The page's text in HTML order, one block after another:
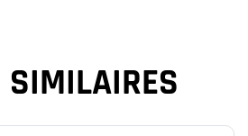
SIMILAIRES